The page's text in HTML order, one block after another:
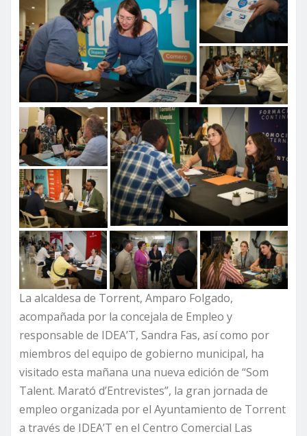
La alcaldesa de Torrent, Amparo Folgado,
acompañada por la concejala de Empleo y
responsable de IDEA’T, Sandra Fas, así como por
miembros del equipo de gobierno municipal, ha
visitado esta mañana una nueva edición de “Som
Talent. Marató d’Entrevistes”, la gran jornada de
empleo organizada por el Ayuntamiento de Torrent
a través de IDEA’T en el Centro Comercial Las